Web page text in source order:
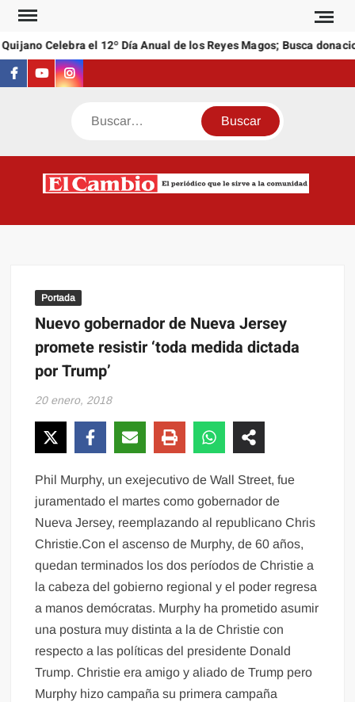
Saltar
contenidoCelebra el 12º Día Anual de los Reyes Magos; Busca
Facebook
YoutubeInstagram
Buscar
Portada
Nuevo gobernador de Nueva Jersey
promete resistir ‘toda medida dictada
por Trump’
20 enero, 2018
Phil Murphy, un exejecutivo de Wall Street, fue
juramentado el martes como gobernador de
Nueva Jersey, reemplazando al republicano Chris
Christie.Con el ascenso de Murphy, de 60 años,
quedan terminados los dos períodos de Christie a
la cabeza del gobierno regional y el poder regresa
a manos demócratas. Murphy ha prometido asumir
una postura muy distinta a la de Christie con
respecto a las políticas del presidente Donald
Trump. Christie era amigo y aliado de Trump pero
Murphy hizo campaña su primera campaña